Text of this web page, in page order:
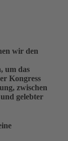
wir den
um das
Kongress
zwischen
gelebter